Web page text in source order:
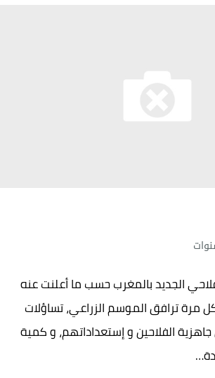
الجديد بالمغرب حسب ما أعلنت عنه
مرة ترافق الموسم الزراعي، تساؤلات
الفلاحين و إستعداداتهم، و كمية